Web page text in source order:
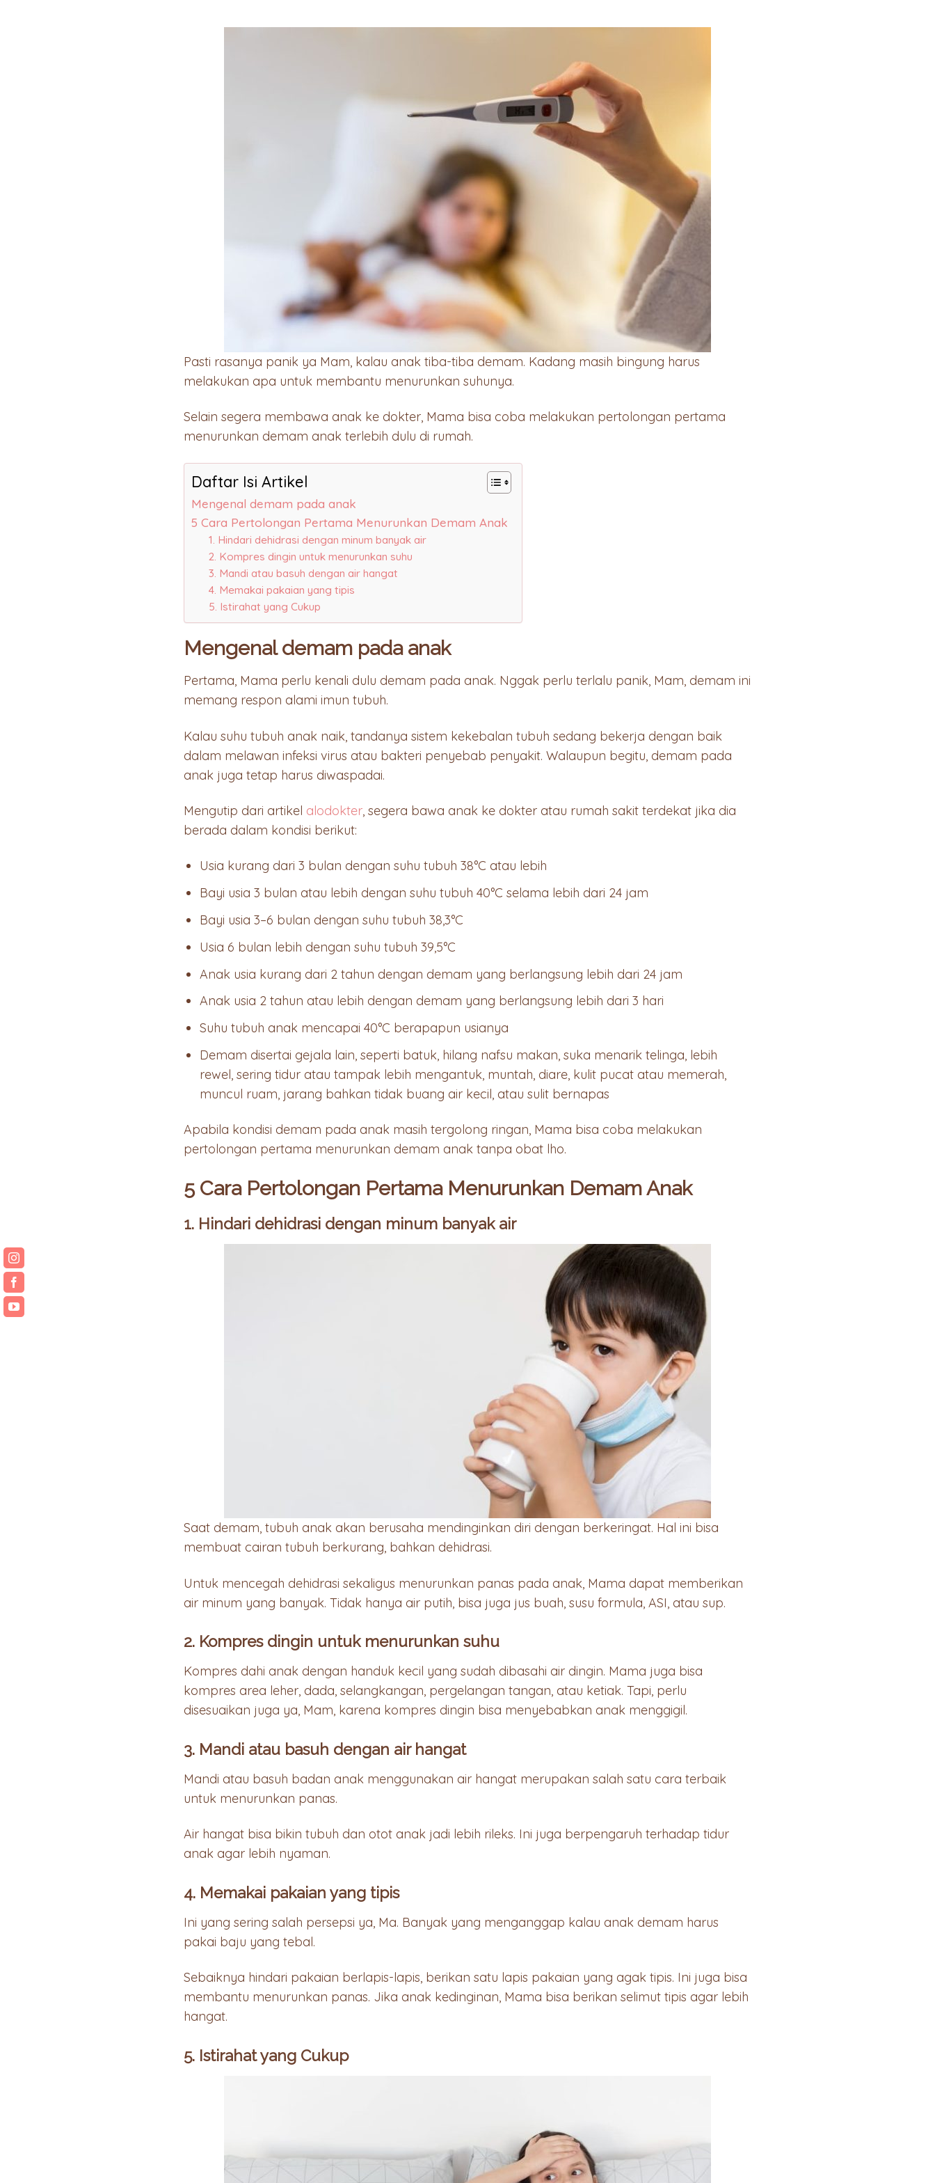
Pasti rasanya panik ya Mam, kalau anak tiba-tiba demam. Kadang masih bingung harus
melakukan apa untuk membantu menurunkan suhunya.
Selain segera membawa anak ke dokter, Mama bisa coba melakukan pertolongan pertama
menurunkan demam anak terlebih dulu di rumah.
Daftar Isi Artikel
Mengenal demam pada anak
5 Cara Pertolongan Pertama Menurunkan Demam Anak
1. Hindari dehidrasi dengan minum banyak air
2. Kompres dingin untuk menurunkan suhu
3. Mandi atau basuh dengan air hangat
4. Memakai pakaian yang tipis
5. Istirahat yang Cukup
Mengenal demam pada anak
Pertama, Mama perlu kenali dulu demam pada anak. Nggak perlu terlalu panik, Mam, demam ini
memang respon alami imun tubuh.
Kalau suhu tubuh anak naik, tandanya sistem kekebalan tubuh sedang bekerja dengan baik
dalam melawan infeksi virus atau bakteri penyebab penyakit. Walaupun begitu, demam pada
anak juga tetap harus diwaspadai.
Mengutip dari artikel alodokter, segera bawa anak ke dokter atau rumah sakit terdekat jika dia
berada dalam kondisi berikut:
Usia kurang dari 3 bulan dengan suhu tubuh 38°C atau lebih
Bayi usia 3 bulan atau lebih dengan suhu tubuh 40°C selama lebih dari 24 jam
Bayi usia 3–6 bulan dengan suhu tubuh 38,3°C
Usia 6 bulan lebih dengan suhu tubuh 39,5°C
Anak usia kurang dari 2 tahun dengan demam yang berlangsung lebih dari 24 jam
Anak usia 2 tahun atau lebih dengan demam yang berlangsung lebih dari 3 hari
Suhu tubuh anak mencapai 40°C berapapun usianya
Demam disertai gejala lain, seperti batuk, hilang nafsu makan, suka menarik telinga, lebih
rewel, sering tidur atau tampak lebih mengantuk, muntah, diare, kulit pucat atau memerah,
muncul ruam, jarang bahkan tidak buang air kecil, atau sulit bernapas
Apabila kondisi demam pada anak masih tergolong ringan, Mama bisa coba melakukan
pertolongan pertama menurunkan demam anak tanpa obat lho.
5 Cara Pertolongan Pertama Menurunkan Demam Anak
1. Hindari dehidrasi dengan minum banyak air
Saat demam, tubuh anak akan berusaha mendinginkan diri dengan berkeringat. Hal ini bisa
membuat cairan tubuh berkurang, bahkan dehidrasi.
Untuk mencegah dehidrasi sekaligus menurunkan panas pada anak, Mama dapat memberikan
air minum yang banyak. Tidak hanya air putih, bisa juga jus buah, susu formula, ASI, atau sup.
2. Kompres dingin untuk menurunkan suhu
Kompres dahi anak dengan handuk kecil yang sudah dibasahi air dingin. Mama juga bisa
kompres area leher, dada, selangkangan, pergelangan tangan, atau ketiak. Tapi, perlu
disesuaikan juga ya, Mam, karena kompres dingin bisa menyebabkan anak menggigil.
3. Mandi atau basuh dengan air hangat
Mandi atau basuh badan anak menggunakan air hangat merupakan salah satu cara terbaik
untuk menurunkan panas.
Air hangat bisa bikin tubuh dan otot anak jadi lebih rileks. Ini juga berpengaruh terhadap tidur
anak agar lebih nyaman.
4. Memakai pakaian yang tipis
Ini yang sering salah persepsi ya, Ma. Banyak yang menganggap kalau anak demam harus
pakai baju yang tebal.
Sebaiknya hindari pakaian berlapis-lapis, berikan satu lapis pakaian yang agak tipis. Ini juga bisa
membantu menurunkan panas. Jika anak kedinginan, Mama bisa berikan selimut tipis agar lebih
hangat.
5. Istirahat yang Cukup